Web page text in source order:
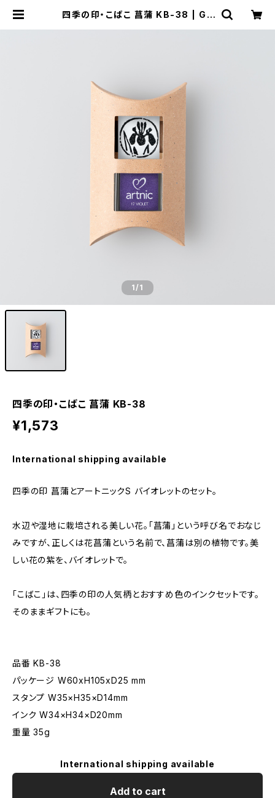
四季の印・こばこ 菖蒲 KB-38 | GE
1/1
四季の印・こばこ 菖蒲 KB-38
¥1,573
International shipping available
四季の印 菖蒲とアートニックS バイオレットのセット。
水辺や湿地に栽培される美しい花。「菖蒲」という呼び名でおなじ
みですが、正しくは花菖蒲という名前で、菖蒲は別の植物です。美
しい花の紫を、バイオレットで。
「こばこ」は、四季の印の人気柄とおすすめ色のインクセットです。
そのままギフトにも。
品番 KB-38
パッケージ W60xH105xD25 mm
スタンプ W35×H35×D14mm
インク W34×H34×D20mm
重量 35g
International shipping available
Add to cart